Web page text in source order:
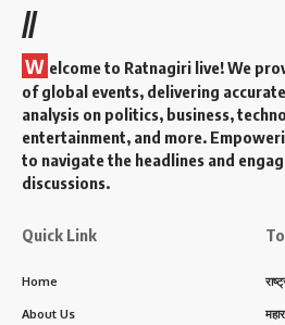
//
W elcome to Ratnagiri live! We
of global events, delivering
analysis on politics, business,
entertainment, and more.
to navigate the headlines and
discussions.
Quick Link
Home
About Us